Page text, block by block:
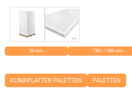
60 mm 750 x 1.000 mm
Dieses
Produkt
KLIMAPLATTEN PALETTEN PALETTEN